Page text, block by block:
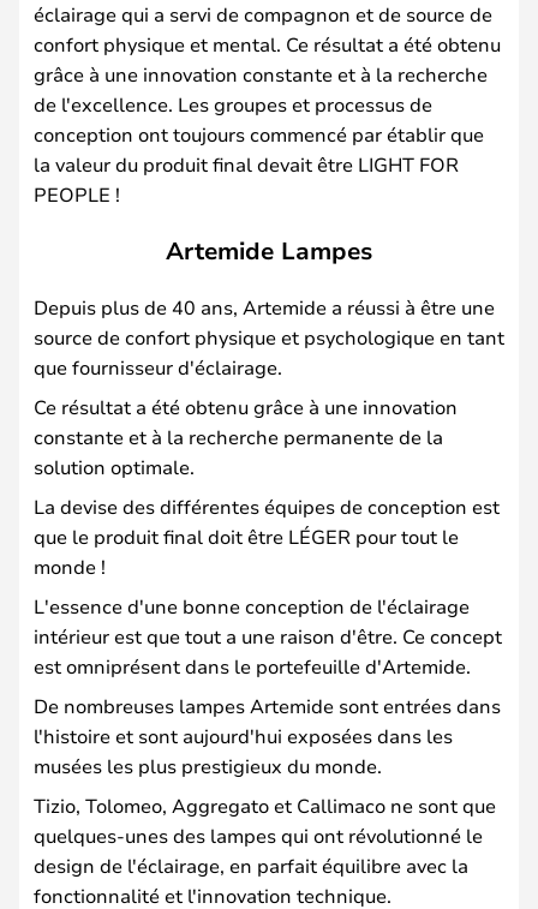
éclairage qui a servi de compagnon et de source de
confort physique et mental. Ce résultat a été obtenu
grâce à une innovation constante et à la recherche
de l'excellence. Les groupes et processus de
conception ont toujours commencé par établir que
la valeur du produit final devait être LIGHT FOR
PEOPLE !
Artemide Lampes
Depuis plus de 40 ans, Artemide a réussi à être une
source de confort physique et psychologique en tant
que fournisseur d'éclairage.
Ce résultat a été obtenu grâce à une innovation
constante et à la recherche permanente de la
solution optimale.
La devise des différentes équipes de conception est
que le produit final doit être LÉGER pour tout le
monde !
L'essence d'une bonne conception de l'éclairage
intérieur est que tout a une raison d'être. Ce concept
est omniprésent dans le portefeuille d'Artemide.
De nombreuses lampes Artemide sont entrées dans
l'histoire et sont aujourd'hui exposées dans les
musées les plus prestigieux du monde.
Tizio, Tolomeo, Aggregato et Callimaco ne sont que
quelques-unes des lampes qui ont révolutionné le
design de l'éclairage, en parfait équilibre avec la
fonctionnalité et l'innovation technique.